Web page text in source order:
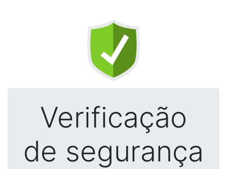
Verificação
de segurança